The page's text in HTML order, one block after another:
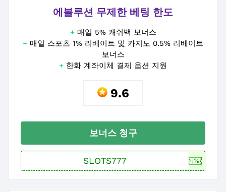
에볼루션 무제한 베팅 한도
+ 매일 5% 캐쉬백 보너스
+ 매일 스포츠 1% 리베이트 및 카지노 0.5% 리베이트
보너스
+ 한화 계좌이체 결제 옵션 지원
9.6
보너스 청구